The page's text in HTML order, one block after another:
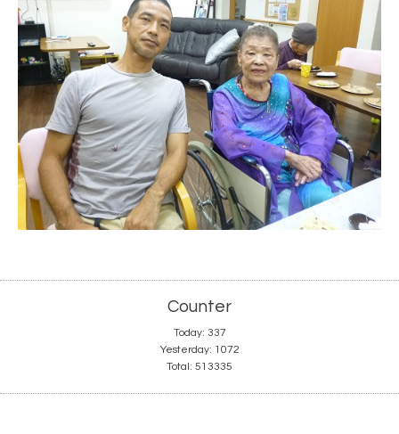
Counter
Today: 337
Yesterday: 1072
Total: 513335